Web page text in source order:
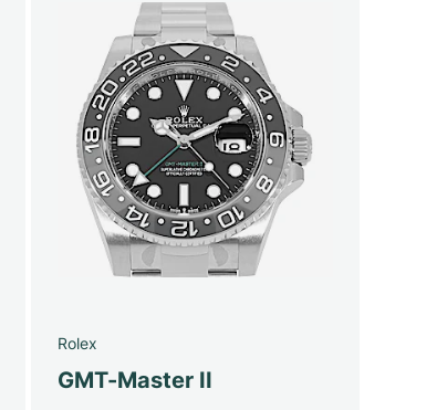
Rolex
GMT-Master II